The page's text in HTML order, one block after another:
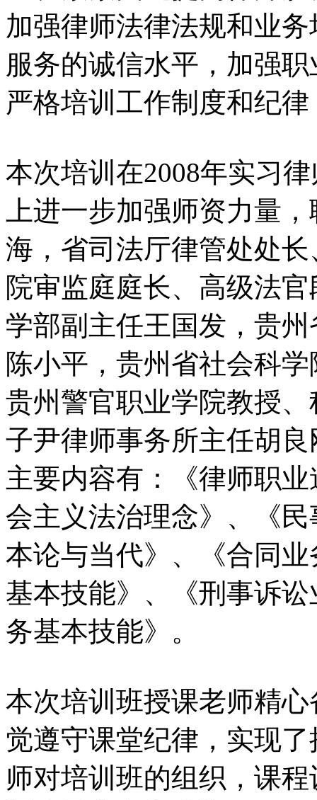
加强律师法律法规和业
服务的诚信水平，加强
严格培训工作制度和纪
本次培训在2008年实习
上进一步加强师资力量
海，省司法厅律管处处
院审监庭庭长、高级法
学部副主任王国发，贵
陈小平，贵州省社会科
贵州警官职业学院教授
子尹律师事务所主任胡
主要内容有：《律师职
会主义法治理念》、《
本论与当代》、《合同
基本技能》、《刑事诉
务基本技能》。
本次培训班授课老师精
觉遵守课堂纪律，实现
师对培训班的组织，课